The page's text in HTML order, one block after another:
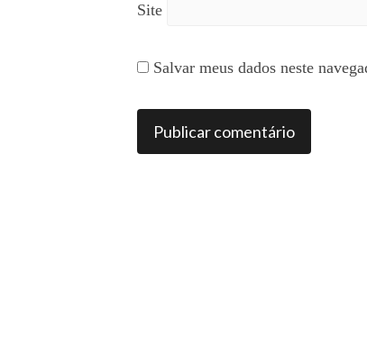
Site
Salvar meus dados neste